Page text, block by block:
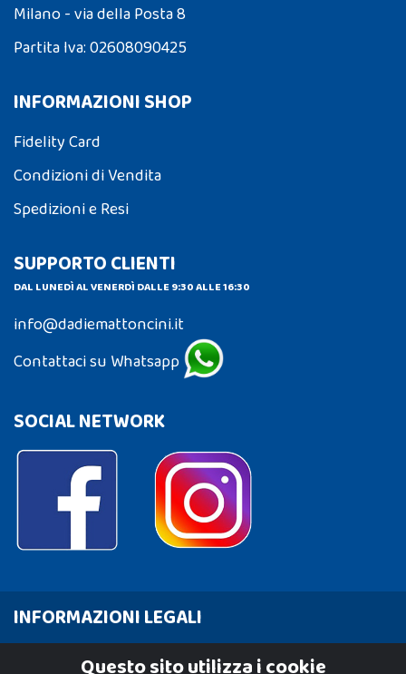
Milano - via della Posta 8
Partita Iva: 02608090425
INFORMAZIONI SHOP
Fidelity Card
Condizioni di Vendita
Spedizioni e Resi
SUPPORTO CLIENTI
DAL LUNEDÌ AL VENERDÌ DALLE 9:30 ALLE 16:30
info@dadiemattoncini.it
Contattaci su Whatsapp
SOCIAL NETWORK
INFORMAZIONI LEGALI
Cookie PolicyQuesto sito utilizza i cookie